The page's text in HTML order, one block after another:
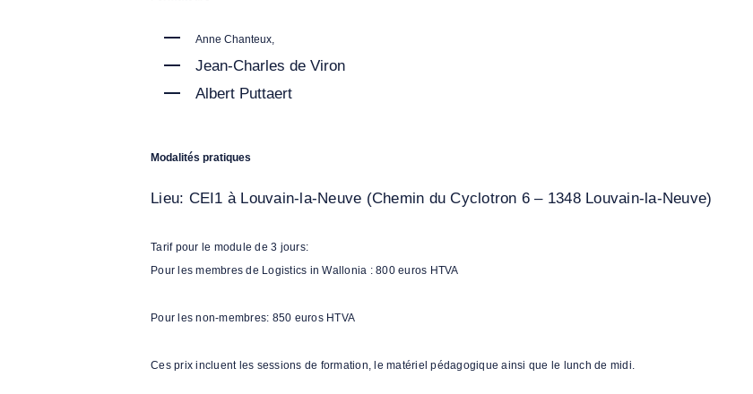
Anne Chanteux,
Jean-Charles de Viron
Albert Puttaert
Modalités pratiques
Lieu: CEI1 à Louvain-la-Neuve (Chemin du Cyclotron 6 – 1348 Louvain-la-Neuve)
Tarif pour le module de 3 jours:
Pour les membres de Logistics in Wallonia : 800 euros HTVA
Pour les non-membres: 850 euros HTVA
Ces prix incluent les sessions de formation, le matériel pédagogique ainsi que le lunch de midi.